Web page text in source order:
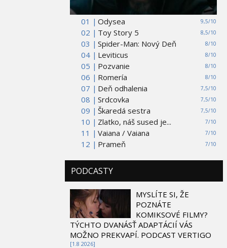
01 | 9,5/10
Odysea
02 |
8,5/10
Toy Story 5
03 |
8/10
Spider-Man: Nový Deň
04 |
8/10
Leviticus
05 |
8/10
Pozvanie
06 |
8/10
Romería
07 |
7,5/10
Deň odhalenia
08 |
7,5/10
Srdcovka
09 |
7,5/10
Škaredá sestra
10 |
7/10
Zlatko, náš sused je...
11 |
7/10
Vaiana / Vaiana
12 |
7/10
Prameň
PODCASTY
MYSLÍTE SI, ŽE
POZNÁTE
KOMIKSOVÉ FILMY?
TÝCHTO DVANÁSŤ ADAPTÁCIÍ VÁS
MOŽNO PREKVAPÍ. PODCAST VERTIGO
[1.8 2026]